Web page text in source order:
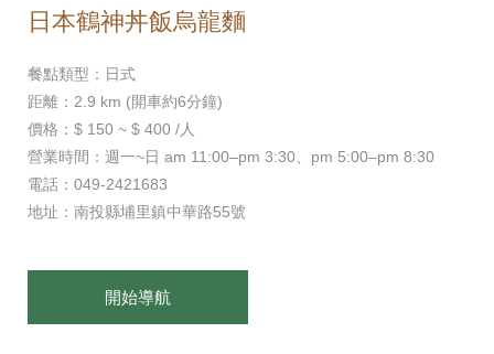
日本鶴神丼飯烏龍麵
餐點類型：日式
距離：2.9 km (開車約6分鐘)
價格：$ 150 ~ $ 400 /人
營業時間：週一~日 am 11:00–pm 3:30、pm 5:00–pm 8:30
電話：049-2421683
地址：南投縣埔里鎮中華路55號
開始導航